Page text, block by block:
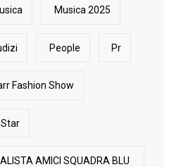
Musica 2025
People Pr
Fashion Show
Star
AMICI SQUADRA BLU